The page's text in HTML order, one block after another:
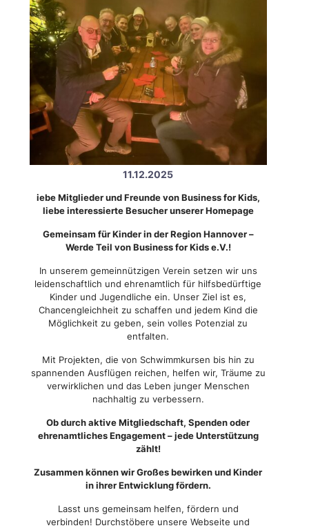
11.12.2025
iebe Mitglieder und Freunde von Business for Kids,
liebe interessierte Besucher unserer Homepage
Gemeinsam für Kinder in der Region Hannover –
Werde Teil von Business for Kids e.V.!
In unserem gemeinnützigen Verein setzen wir uns
leidenschaftlich und ehrenamtlich für hilfsbedürftige
Kinder und Jugendliche ein. Unser Ziel ist es,
Chancengleichheit zu schaffen und jedem Kind die
Möglichkeit zu geben, sein volles Potenzial zu
entfalten.
Mit Projekten, die von Schwimmkursen bis hin zu
spannenden Ausflügen reichen, helfen wir, Träume zu
verwirklichen und das Leben junger Menschen
nachhaltig zu verbessern.
Ob durch aktive Mitgliedschaft, Spenden oder
ehrenamtliches Engagement – jede Unterstützung
zählt!
Zusammen können wir Großes bewirken und Kinder
in ihrer Entwicklung fördern.
Lasst uns gemeinsam helfen, fördern und
verbinden! Durchstöbere unsere Webseite und